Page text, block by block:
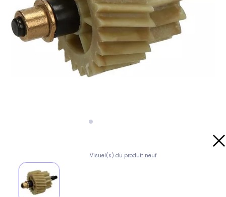
Visuel(s) du produit neuf